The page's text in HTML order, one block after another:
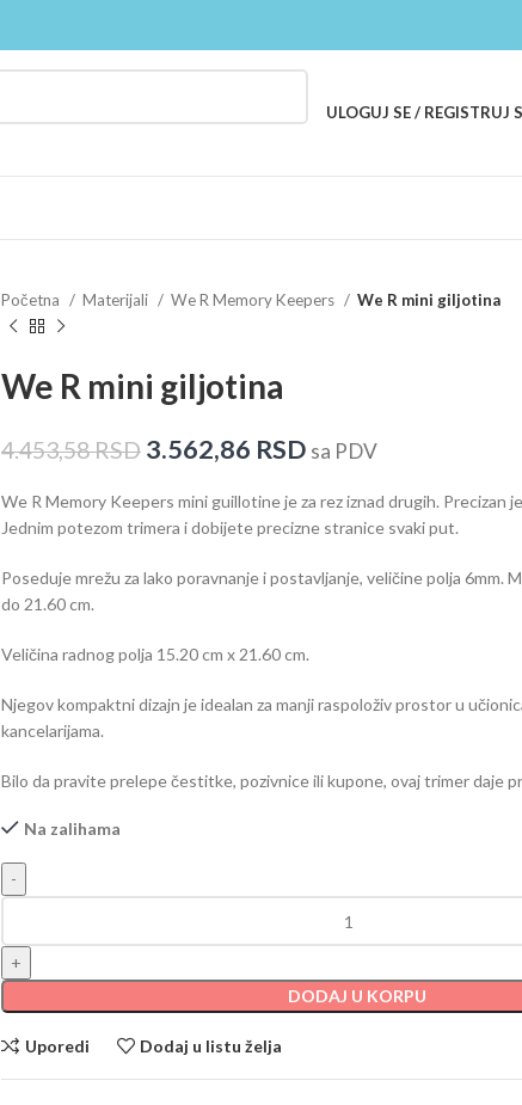
ULOGUJ SE / REGISTRUJ
Početna Materijali We R Memory Keepers We R mini giljotina
We R mini giljotina
4.453,58RSD 3.562,86 RSD sa PDV
We R Memory Keepers mini guillotine je za rez iznad drugih. Precizan
Jednim potezom trimera i dobijete precizne stranice svaki put.
Poseduje mrežu za lako poravnanje i postavljanje, veličine polja 6mm.
do 21.60 cm.
Veličina radnog polja 15.20 cm x 21.60 cm.
Njegov kompaktni dizajn je idealan za manji raspoloživ prostor u
kancelarijama.
Bilo da pravite prelepe čestitke, pozivnice ili kupone, ovaj trimer daje
Na zalihama
DODAJ U KORPU
Uporedi Dodaj u listu želja